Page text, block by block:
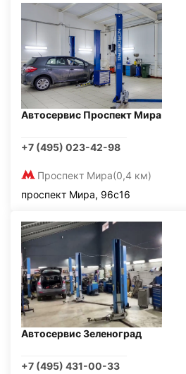
Автосервис Проспект Мира
+7 (495) 023-42-98
Проспект Мира(0,4 км)
проспект Мира, 96с16
Автосервис Зеленоград
+7 (495) 431-00-33